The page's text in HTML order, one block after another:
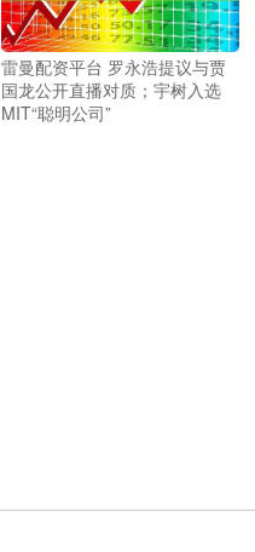
雷曼配资平台 罗永浩提议与贾
国龙公开直播对质；宇树入选
MIT“聪明公司”